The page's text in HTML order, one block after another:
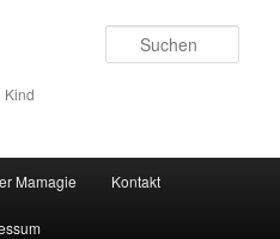
Kind
Mamagie Kontakt